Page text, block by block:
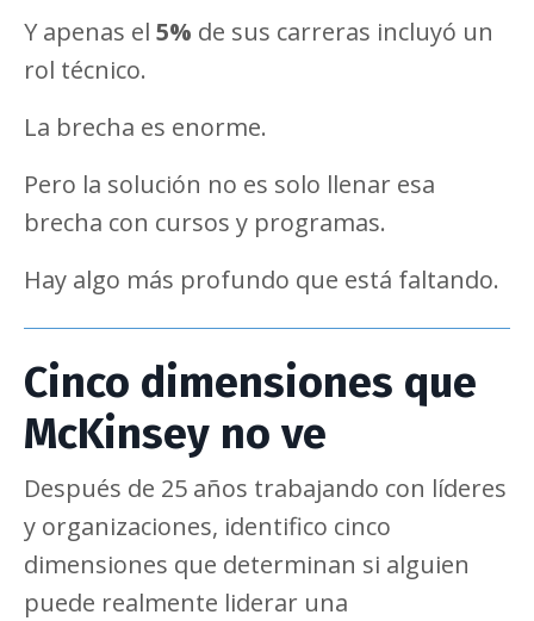
Y apenas el 5% de sus carreras incluyó un
rol técnico.
La brecha es enorme.
Pero la solución no es solo llenar esa
brecha con cursos y programas.
Hay algo más profundo que está faltando.
Cinco dimensiones que
McKinsey no ve
Después de 25 años trabajando con líderes
y organizaciones, identifico cinco
dimensiones que determinan si alguien
puede realmente liderar una